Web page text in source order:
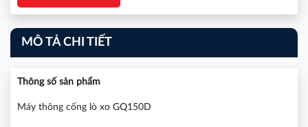
MÔ TẢ CHI TIẾT
Thông số sản phẩm
Máy thông cống lò xo GQ150D